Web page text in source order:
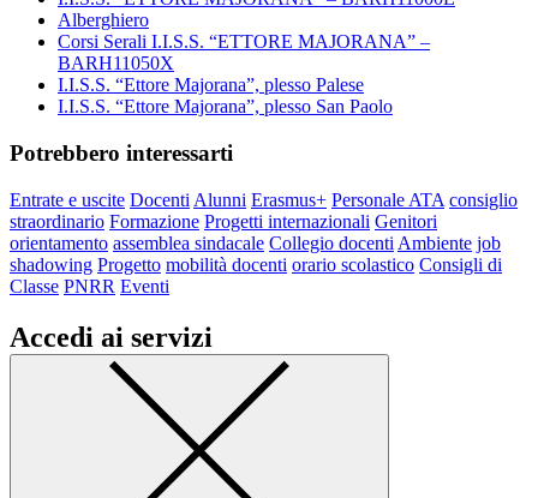
Alberghiero
Corsi Serali I.I.S.S. “ETTORE MAJORANA” –
BARH11050X
I.I.S.S. “Ettore Majorana”, plesso Palese
I.I.S.S. “Ettore Majorana”, plesso San Paolo
Potrebbero interessarti
Entrate e uscite Docenti Alunni Erasmus+ Personale ATA consiglio
straordinario Formazione Progetti internazionali Genitori
orientamento assemblea sindacale Collegio docenti Ambiente job
shadowing Progetto mobilità docenti orario scolastico Consigli di
Classe PNRR Eventi
Accedi ai servizi